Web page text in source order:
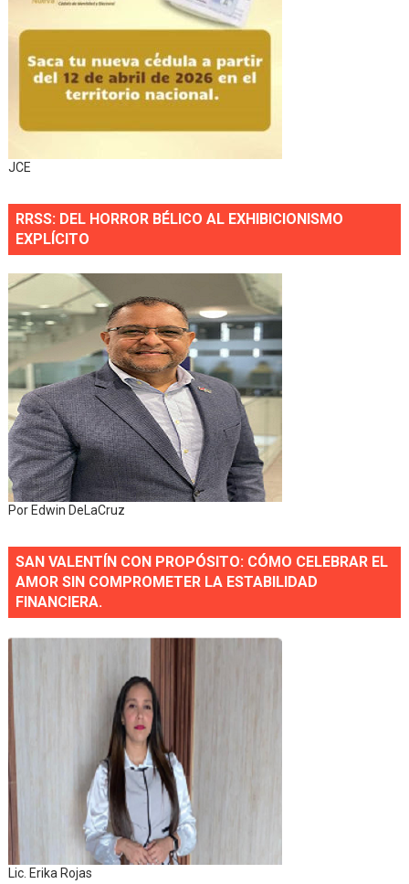
JCE
RRSS: DEL HORROR BÉLICO AL EXHIBICIONISMO
EXPLÍCITO
Por Edwin DeLaCruz
SAN VALENTÍN CON PROPÓSITO: CÓMO CELEBRAR EL
AMOR SIN COMPROMETER LA ESTABILIDAD
FINANCIERA.
Lic. Erika Rojas